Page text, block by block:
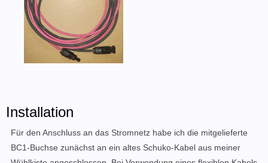
Installation
Für den Anschluss an das Stromnetz habe ich die mitgelieferte
BC1-Buchse zunächst an ein altes Schuko-Kabel aus meiner